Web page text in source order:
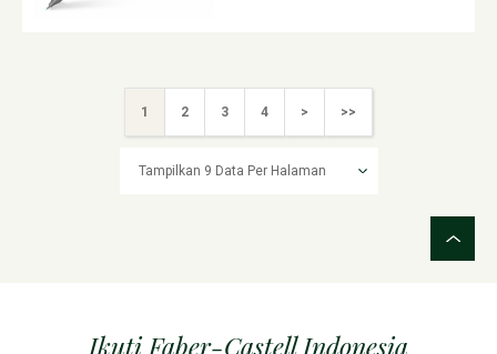
1 2 3 4 > >>
Ikuti Faber-Castell Indonesia